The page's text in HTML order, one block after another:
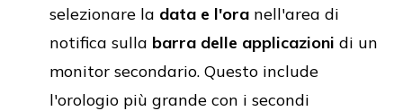
selezionare la data e l'ora nell'area di
notifica sulla barra delle applicazioni di un
monitor secondario. Questo include
l'orologio più grande con i secondi